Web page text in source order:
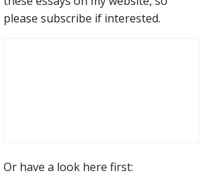
please subscribe if interested.
Or have a look here first: